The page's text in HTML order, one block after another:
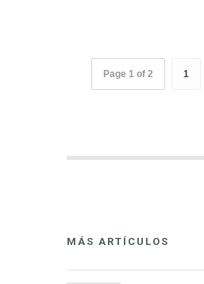
Page 1 of 2 1
MÁS ARTÍCULOS